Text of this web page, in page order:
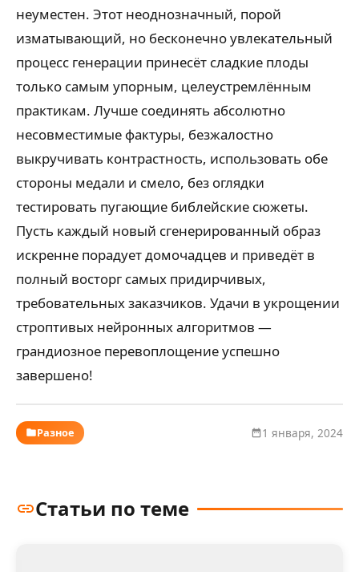
неуместен. Этот неоднозначный, порой
изматывающий, но бесконечно увлекательный
процесс генерации принесёт сладкие плоды
только самым упорным, целеустремлённым
практикам. Лучше соединять абсолютно
несовместимые фактуры, безжалостно
выкручивать контрастность, использовать обе
стороны медали и смело, без оглядки
тестировать пугающие библейские сюжеты.
Пусть каждый новый сгенерированный образ
искренне порадует домочадцев и приведёт в
полный восторг самых придирчивых,
требовательных заказчиков. Удачи в укрощении
строптивых нейронных алгоритмов —
грандиозное перевоплощение успешно
завершено!
Разное 1 января, 2024
Статьи по теме